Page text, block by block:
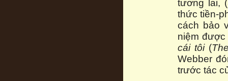
tương lai,
thức tiền-
cách bảo
niệm
cái tôi(
Webber
trước tác